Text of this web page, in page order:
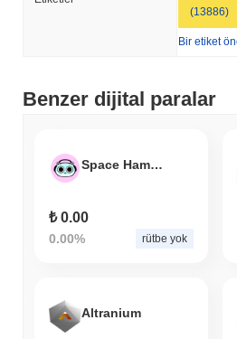
(13886)
Bir etiket
Benzer dijital paralar
Space Hamster
₺ 0.00
0.00% rütbe yok
Altranium